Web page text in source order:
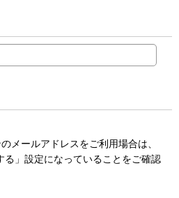
メールアドレスをご利用場合は、
る」設定になっていることをご確認